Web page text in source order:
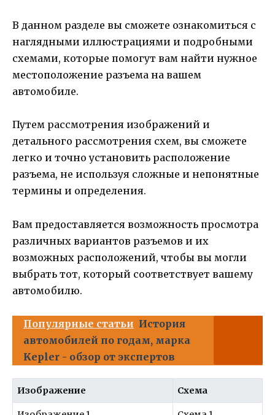
В данном разделе вы сможете ознакомиться с
наглядными иллюстрациями и подробными
схемами, которые помогут вам найти нужное
местоположение разъема на вашем
автомобиле.
Путем рассмотрения изображений и
детального рассмотрения схем, вы сможете
легко и точно установить расположение
разъема, не используя сложные и непонятные
термины и определения.
Вам предоставляется возможность просмотра
различных вариантов разъемов и их
возможных расположений, чтобы вы могли
выбрать тот, который соответствует вашему
автомобилю.
Популярные статьи История
автомобилей по годам, марка
Kepler - обзор от экспертов
Изображение Схема